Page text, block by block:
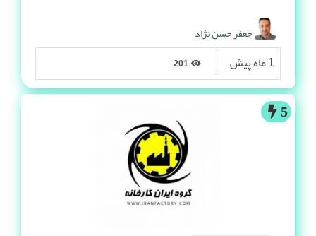
جعفر حسن نژاد
1 ماه پیش
5